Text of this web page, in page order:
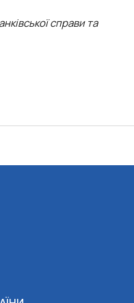
справи та